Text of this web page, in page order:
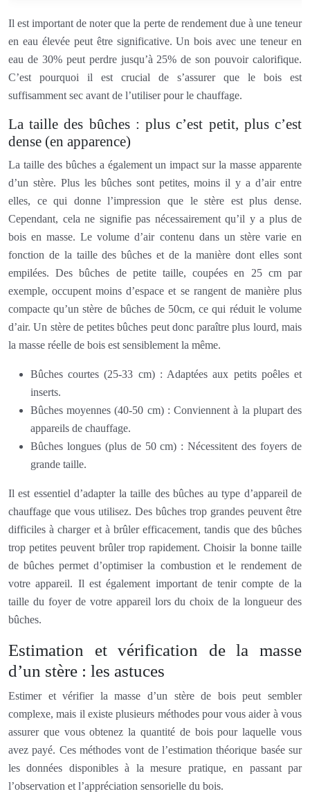
Il est important de noter que la perte de rendement due à une teneur
en eau élevée peut être significative. Un bois avec une teneur en
eau de 30% peut perdre jusqu’à 25% de son pouvoir calorifique.
C’est pourquoi il est crucial de s’assurer que le bois est
suffisamment sec avant de l’utiliser pour le chauffage.
La taille des bûches : plus c’est petit, plus c’est
dense (en apparence)
La taille des bûches a également un impact sur la masse apparente
d’un stère. Plus les bûches sont petites, moins il y a d’air entre
elles, ce qui donne l’impression que le stère est plus dense.
Cependant, cela ne signifie pas nécessairement qu’il y a plus de
bois en masse. Le volume d’air contenu dans un stère varie en
fonction de la taille des bûches et de la manière dont elles sont
empilées. Des bûches de petite taille, coupées en 25 cm par
exemple, occupent moins d’espace et se rangent de manière plus
compacte qu’un stère de bûches de 50cm, ce qui réduit le volume
d’air. Un stère de petites bûches peut donc paraître plus lourd, mais
la masse réelle de bois est sensiblement la même.
Bûches courtes (25-33 cm) : Adaptées aux petits poêles et
inserts.
Bûches moyennes (40-50 cm) : Conviennent à la plupart des
appareils de chauffage.
Bûches longues (plus de 50 cm) : Nécessitent des foyers de
grande taille.
Il est essentiel d’adapter la taille des bûches au type d’appareil de
chauffage que vous utilisez. Des bûches trop grandes peuvent être
difficiles à charger et à brûler efficacement, tandis que des bûches
trop petites peuvent brûler trop rapidement. Choisir la bonne taille
de bûches permet d’optimiser la combustion et le rendement de
votre appareil. Il est également important de tenir compte de la
taille du foyer de votre appareil lors du choix de la longueur des
bûches.
Estimation et vérification de la masse
d’un stère : les astuces
Estimer et vérifier la masse d’un stère de bois peut sembler
complexe, mais il existe plusieurs méthodes pour vous aider à vous
assurer que vous obtenez la quantité de bois pour laquelle vous
avez payé. Ces méthodes vont de l’estimation théorique basée sur
les données disponibles à la mesure pratique, en passant par
l’observation et l’appréciation sensorielle du bois.